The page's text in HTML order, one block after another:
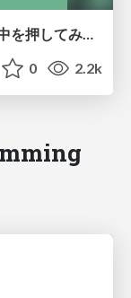
「登壇やLTを始めてみたい」方の 背中を押してみたい
0 2.2k